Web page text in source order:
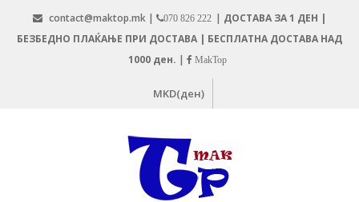
content
contact@maktop.mk | 070 826 222 | ДОСТАВА ЗА 1 ДЕН |
БЕЗБЕДНО ПЛАЌАЊЕ ПРИ ДОСТАВА | БЕСПЛАТНА ДОСТАВА НАД
1000 ден. | MakTop
MKD(ден)